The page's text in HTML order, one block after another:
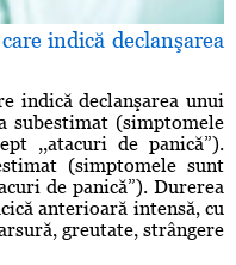
indică declanşarea
indică declanşarea unui
subestimat (simptomele
,,atacuri de panică”).
(simptomele sunt
de panică”). Durerea
anterioară intensă, cu
greutate, strângere